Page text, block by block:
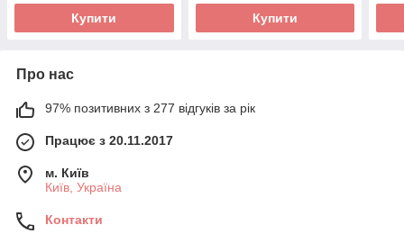
Купити Купити
Про нас
97% позитивних з 277 відгуків за рік
Працює з 20.11.2017
м. Київ
Київ, Україна
Контакти